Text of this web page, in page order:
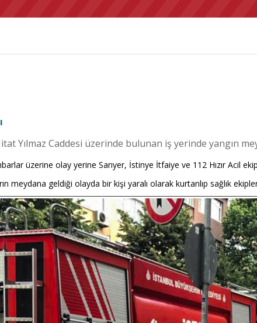
Yılmaz Caddesi üzerinde bulunan iş yerinde yangın
üzerine olay yerine Sarıyer, İstinye İtfaiye ve 112 Hızır Acil
meydana geldiği olayda bir kişi yaralı olarak kurtarılıp sağlık